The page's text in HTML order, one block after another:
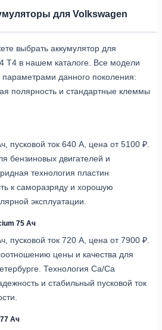
для Volkswagen
выбрать аккумулятор для
T4 в нашем каталоге. Все модели
данного поколения:
полярность и стандартные клеммы
пусковой ток 640 А, цена от 5100 ₽.
бензиновых двигателей и
технология пластин
к саморазряду и хорошую
эксплуатации.
75 Ач
пусковой ток 720 А, цена от 7900 ₽.
цены и качества для
Технология Ca/Ca
и стабильный пусковой ток
Ач